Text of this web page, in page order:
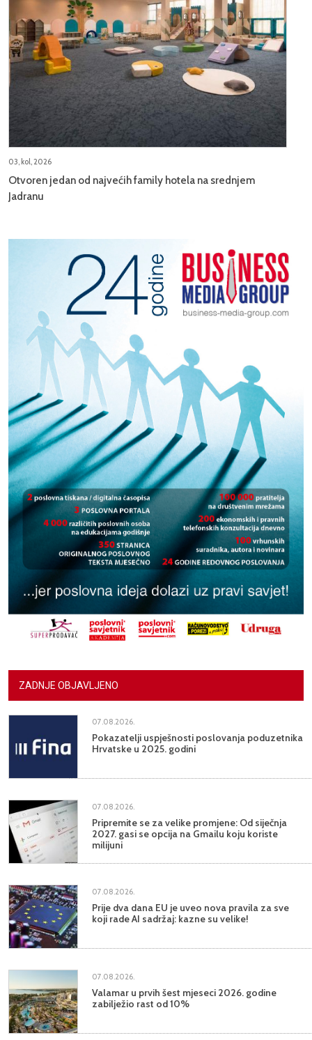
03, kol, 2026
Otvoren jedan od najvećih family hotela na srednjem
Jadranu
ZADNJE OBJAVLJENO
07.08.2026.
Pokazatelji uspješnosti poslovanja poduzetnika
Hrvatske u 2025. godini
07.08.2026.
Pripremite se za velike promjene: Od siječnja
2027. gasi se opcija na Gmailu koju koriste
milijuni
07.08.2026.
Prije dva dana EU je uveo nova pravila za sve
koji rade AI sadržaj: kazne su velike!
07.08.2026.
Valamar u prvih šest mjeseci 2026. godine
zabilježio rast od 10%